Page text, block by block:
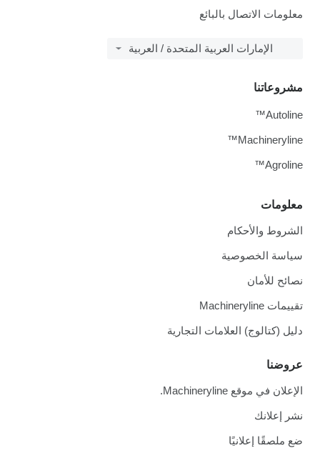
معلومات الاتصال بالبائع
الإمارات العربية المتحدة / العربية
معلومات
الشروط والأحكام
سياسة الخصوصية
نصائح للأمان
تقييمات Machineryline
دليل (كتالوج) العلامات التجارية
عروضنا
الإعلان في موقع Machineryline.
نشر إعلانك
ضع ملصقًا إعلانيًا
مشروعاتنا
Autoline™
Machineryline™
Agroline™